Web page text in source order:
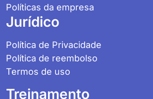
Políticas da empresa
Jurídico
Política de Privacidade
Política de reembolso
Termos de uso
Treinamento